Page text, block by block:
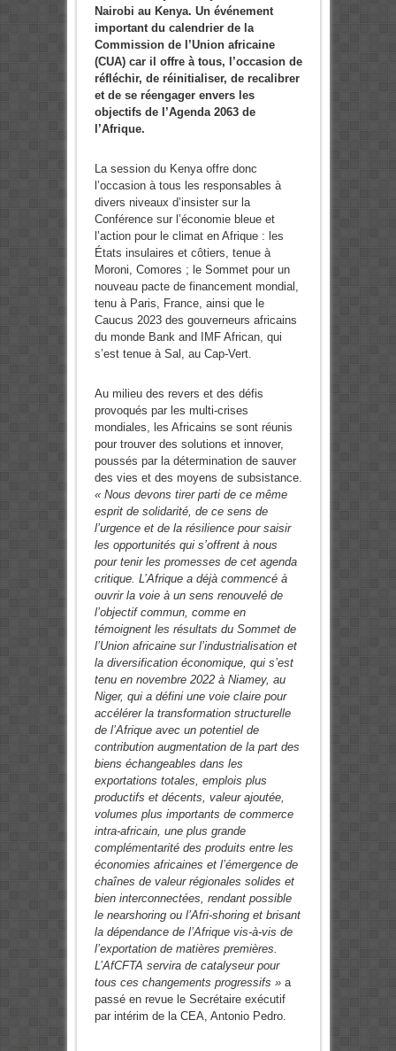
Nairobi au Kenya. Un événement
important du calendrier de la
Commission de l’Union africaine
(CUA) car il offre à tous, l’occasion de
réfléchir, de réinitialiser, de recalibrer
et de se réengager envers les
objectifs de l’Agenda 2063 de
l’Afrique.
La session du Kenya offre donc
l’occasion à tous les responsables à
divers niveaux d’insister sur la
Conférence sur l’économie bleue et
l’action pour le climat en Afrique : les
États insulaires et côtiers, tenue à
Moroni, Comores ; le Sommet pour un
nouveau pacte de financement mondial,
tenu à Paris, France, ainsi que le
Caucus 2023 des gouverneurs africains
du monde Bank and IMF African, qui
s’est tenue à Sal, au Cap-Vert.
Au milieu des revers et des défis
provoqués par les multi-crises
mondiales, les Africains se sont réunis
pour trouver des solutions et innover,
poussés par la détermination de sauver
des vies et des moyens de subsistance.
« Nous devons tirer parti de ce même
esprit de solidarité, de ce sens de
l’urgence et de la résilience pour saisir
les opportunités qui s’offrent à nous
pour tenir les promesses de cet agenda
critique. L’Afrique a déjà commencé à
ouvrir la voie à un sens renouvelé de
l’objectif commun, comme en
témoignent les résultats du Sommet de
l’Union africaine sur l’industrialisation et
la diversification économique, qui s’est
tenu en novembre 2022 à Niamey, au
Niger, qui a défini une voie claire pour
accélérer la transformation structurelle
de l’Afrique avec un potentiel de
contribution augmentation de la part des
biens échangeables dans les
exportations totales, emplois plus
productifs et décents, valeur ajoutée,
volumes plus importants de commerce
intra-africain, une plus grande
complémentarité des produits entre les
économies africaines et l’émergence de
chaînes de valeur régionales solides et
bien interconnectées, rendant possible
le nearshoring ou l’Afri-shoring et brisant
la dépendance de l’Afrique vis-à-vis de
l’exportation de matières premières.
L’AfCFTA servira de catalyseur pour
tous ces changements progressifs »a
passé en revue le Secrétaire exécutif
par intérim de la CEA, Antonio Pedro.